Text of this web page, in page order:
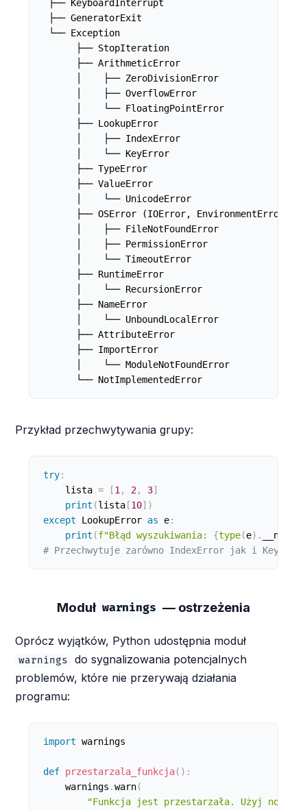
├── KeyboardInterrupt
├── GeneratorExit
└── Exception
      ├── StopIteration
      ├── ArithmeticError
      │    ├── ZeroDivisionError
      │    ├── OverflowError
      │    └── FloatingPointError
      ├── LookupError
      │    ├── IndexError
      │    └── KeyError
      ├── TypeError
      ├── ValueError
      │    └── UnicodeError
      ├── OSError (IOError, EnvironmentError)
      │    ├── FileNotFoundError
      │    ├── PermissionError
      │    └── TimeoutError
      ├── RuntimeError
      │    └── RecursionError
      ├── NameError
      │    └── UnboundLocalError
      ├── AttributeError
      ├── ImportError
      │    └── ModuleNotFoundError
      └── NotImplementedError
Przykład przechwytywania grupy:
try:
    lista
= [1 , 2, 3]
print (lista[10] )
except LookupError as e:
print (f"Błąd wyszukiwania: {type(e) . __name__
# Przechwytuje zarówno IndexError jak i KeyError
Moduł warnings — ostrzeżenia
Oprócz wyjątków, Python udostępnia moduł
warnings
do sygnalizowania potencjalnych
problemów, które nie przerywają działania
programu:
import warnings
def przestarzala_funkcja( ) :
    warnings
.warn(
"Funkcja jest przestarzała. Użyj